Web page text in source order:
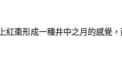
紅棗形成一種井中之月的感覺